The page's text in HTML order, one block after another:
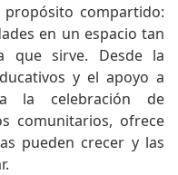
compartido:
en un espacio tan
que sirve. Desde la
y el apoyo a
la celebración de
comunitarios, ofrece
pueden crecer y las